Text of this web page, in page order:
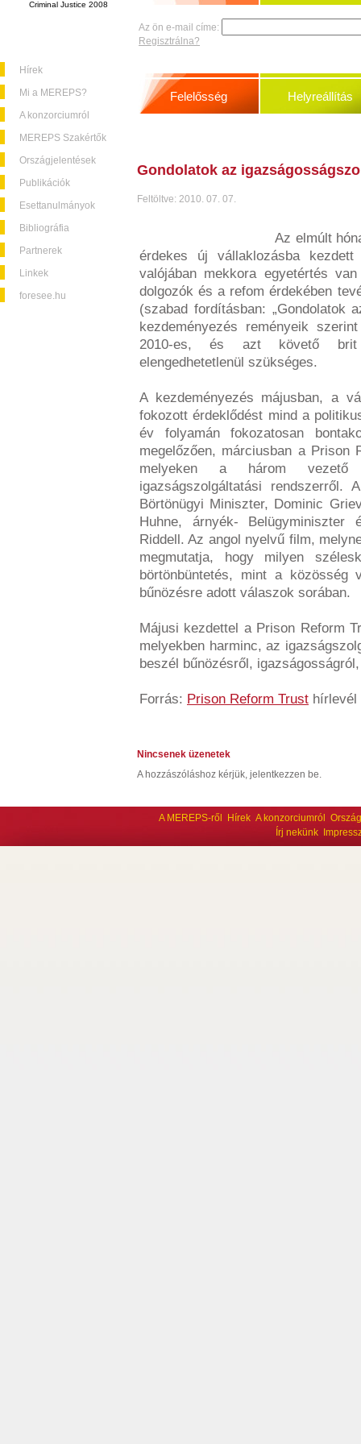
Criminal Justice 2008
Hírek
Mi a MEREPS?
A konzorciumról
MEREPS Szakértők
Országjelentések
Publikációk
Esettanulmányok
Bibliográfia
Partnerek
Linkek
foresee.hu
Az ön e-mail címe:
Regisztrálna?
Felelősség Helyreállítás
Gondolatok az
Feltöltve: 2010. 07. 07.
Az elmúlt
érdekes új vállaklozásba
valójában mekkora egyetértés
dolgozók és a refom érdekében
(szabad fordításban: „Gondolatok
kezdeményezés reményeik
2010-es, és azt követő brit
elengedhetetlenül szükséges.
A kezdeményezés májusban, a
fokozott érdeklődést mind a
év folyamán fokozatosan
megelőzően, márciusban a
melyeken a három
igazságszolgáltatási
Börtönügyi Miniszter, Dominic
Huhne, árnyék- Belügyminiszter
Riddell. Az angol nyelvű film,
megmutatja, hogy milyen
börtönbüntetés, mint a közösség
bűnözésre adott válaszok sorában.
Májusi kezdettel a Prison Reform
melyekben harminc, az
beszél bűnözésről,
Forrás: Prison Reform Trust hírlevél
Nincsenek üzenetek
A hozzászóláshoz kérjük, jelentkezzen be.
A MEREPS-ről Hírek A konzorciumról
Írj nekünk